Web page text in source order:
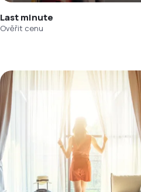
Last minute
Ověřit cenu